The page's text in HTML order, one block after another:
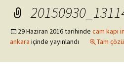
29 Haziran 2016tarihinde cam kapı
ankara içinde yayınlandı Tam